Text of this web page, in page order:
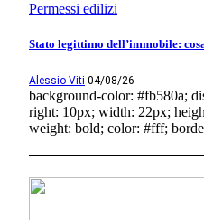
Permessi edilizi
Stato legittimo dell’immobile:
Alessio Viti 04/08/26
background-color: #fb580a;
right: 10px; width: 22px;
weight: bold; color: #fff;